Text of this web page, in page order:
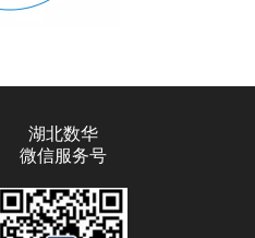
湖北数华
微信服务号